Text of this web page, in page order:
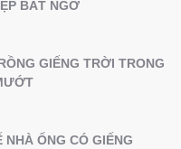
BẤT NGỜ
GIẾNG TRỜI TRONG
NHÀ ỐNG CÓ GIẾNG